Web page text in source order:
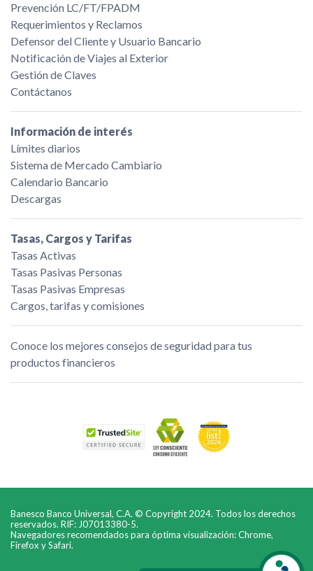
Prevención LC/FT/FPADM
Requerimientos y Reclamos
Defensor del Cliente y Usuario Bancario
Notificación de Viajes al Exterior
Gestión de Claves
Contáctanos
Información de interés
Límites diarios
Sistema de Mercado Cambiario
Calendario Bancario
Descargas
Tasas, Cargos y Tarifas
Tasas Activas
Tasas Pasivas Personas
Tasas Pasivas Empresas
Cargos, tarifas y comisiones
Conoce los mejores consejos de seguridad para tus
productos financieros
Banesco Banco Universal, C.A. © Copyright 2024. Todos los derechos
reservados. RIF: J07013380-5.
Navegadores recomendados para óptima visualización: Chrome,
Firefox y Safari.